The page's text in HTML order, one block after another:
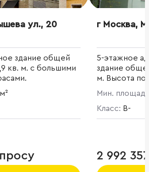
ул., 20
здание общей
кв. м. с большими
г Москва,
5-этажное
здание
м. Высота
Мин.
Класс: B-
2 992